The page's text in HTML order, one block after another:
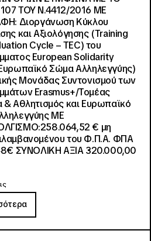
ΤΟΥ Ν.4412/2016 ΜΕ
Διοργάνωση Κύκλου
και Αξιολόγησης (Training
Cycle – TEC) του
European Solidarity
Σώμα Αλληλεγγύης)
Μονάδας Συντονισμού των
Erasmus+/Τομέας
& Αθλητισμός και Ευρωπαϊκό
ΜΕ
€ μη
του Φ.Π.Α. ΦΠΑ
ΣΥΝΟΛΙΚΗ ΑΞΙΑ 320.000,00